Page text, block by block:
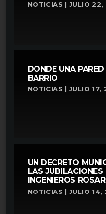
NOTICIAS | JULIO
DONDE UNA
BARRIO
NOTICIAS | JULIO 17,
UN DECRETO
LAS
INGENIEROS
NOTICIAS | JULIO 14,